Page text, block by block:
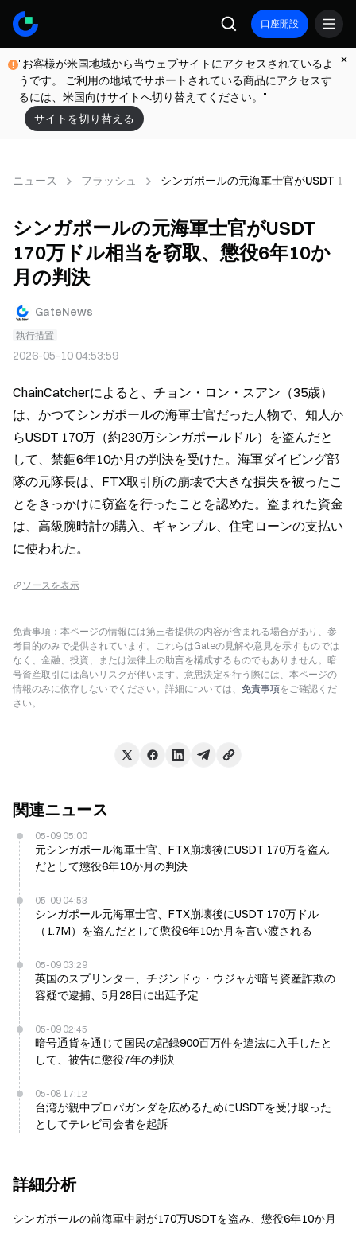
口座開設
"お客様が米国地域から当ウェブサイトにアクセスされているよ
うです。 ご利用の地域でサポートされている商品にアクセスす
るには、米国向けサイトへ切り替えてください。"
サイトを切り替える
ニュース フラッシュ シンガポールの元海軍士官がUSDT
シンガポールの元海軍士官がUSDT
170万ドル相当を窃取、懲役6年10か
月の判決
GateNews
執行措置
2026-05-10 04:53:59
ChainCatcherによると、チョン・ロン・スアン（35歳）
は、かつてシンガポールの海軍士官だった人物で、知人か
らUSDT 170万（約230万シンガポールドル）を盗んだと
して、禁錮6年10か月の判決を受けた。海軍ダイビング部
隊の元隊長は、FTX取引所の崩壊で大きな損失を被ったこ
とをきっかけに窃盗を行ったことを認めた。盗まれた資金
は、高級腕時計の購入、ギャンブル、住宅ローンの支払い
に使われた。
ソースを表示
免責事項：本ページの情報には第三者提供の内容が含まれる場合があり、参
考目的のみで提供されています。これらはGateの見解や意見を示すものでは
なく、金融、投資、または法律上の助言を構成するものでもありません。暗
号資産取引には高いリスクが伴います。意思決定を行う際には、本ページの
情報のみに依存しないでください。詳細については、 免責事項をご確認くだ
さい。
関連ニュース
05-09 05:00
元シンガポール海軍士官、FTX崩壊後にUSDT 170万を盗ん
だとして懲役6年10か月の判決
05-09 04:53
シンガポール元海軍士官、FTX崩壊後にUSDT 170万ドル
（1.7M）を盗んだとして懲役6年10か月を言い渡される
05-09 03:29
英国のスプリンター、チジンドゥ・ウジャが暗号資産詐欺の
容疑で逮捕、5月28日に出廷予定
05-09 02:45
暗号通貨を通じて国民の記録900百万件を違法に入手したと
して、被告に懲役7年の判決
05-08 17:12
台湾が親中プロパガンダを広めるためにUSDTを受け取った
としてテレビ司会者を起訴
詳細分析
シンガポールの前海軍中尉が170万USDTを盗み、懲役6年10か月